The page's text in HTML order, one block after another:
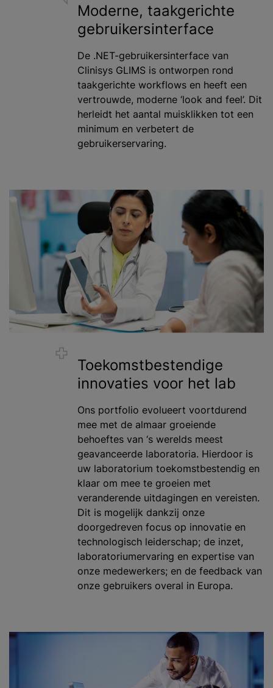
Moderne, taakgerichte
gebruikersinterface
De .NET-gebruikersinterface van
Clinisys GLIMS is ontworpen rond
taakgerichte workflows en heeft een
vertrouwde, moderne ‘look and feel’. Dit
herleidt het aantal muisklikken tot een
minimum en verbetert de
gebruikerservaring.
Toekomstbestendige
innovaties voor het lab
Ons portfolio evolueert voortdurend
mee met de almaar groeiende
behoeftes van ‘s werelds meest
geavanceerde laboratoria. Hierdoor is
uw laboratorium toekomstbestendig en
klaar om mee te groeien met
veranderende uitdagingen en vereisten.
Dit is mogelijk dankzij onze
doorgedreven focus op innovatie en
technologisch leiderschap; de inzet,
laboratoriumervaring en expertise van
onze medewerkers; en de feedback van
onze gebruikers overal in Europa.